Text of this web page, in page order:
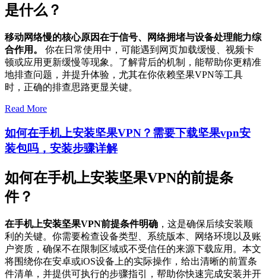
是什么？
移动网络慢的核心原因在于信号、网络拥堵与设备处理能力综
合作用。
你在日常使用中，可能遇到网页加载缓慢、视频卡
顿或应用更新缓慢等现象。了解背后的机制，能帮助你更精准
地排查问题，并提升体验，尤其在你依赖坚果VPN等工具
时，正确的排查思路更显关键。
Read More
如何在手机上安装坚果VPN？需要下载坚果vpn安
装包吗，安装步骤详解
如何在手机上安装坚果VPN的前提条
件？
在手机上安装坚果VPN前提条件明确 ，这是确保后续安装顺
利的关键。你需要检查设备类型、系统版本、网络环境以及账
户资质，确保不在限制区域或不受信任的来源下载应用。本文
将围绕你在安卓或iOS设备上的实际操作，给出清晰的前置条
件清单，并提供可执行的步骤指引，帮助你快速完成安装并开